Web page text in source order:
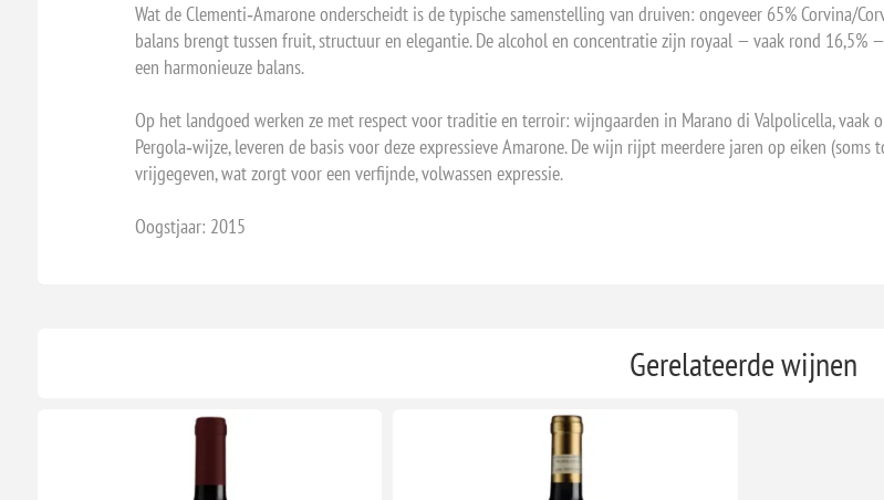
Wat de Clementi‑Amarone onderscheidt is de typische samenstelling van druiven: ongeveer 65% Corvina/
balans brengt tussen fruit, structuur en elegantie. De alcohol en concentratie zijn royaal — vaak rond
een harmonieuze balans.
Op het landgoed werken ze met respect voor traditie en terroir: wijngaarden in Marano di Valpolicella,
Pergola‑wijze, leveren de basis voor deze expressieve Amarone. De wijn rijpt meerdere jaren op eiken
vrijgegeven, wat zorgt voor een verfijnde, volwassen expressie.
Oogstjaar: 2015
Gerelateerde wijnen